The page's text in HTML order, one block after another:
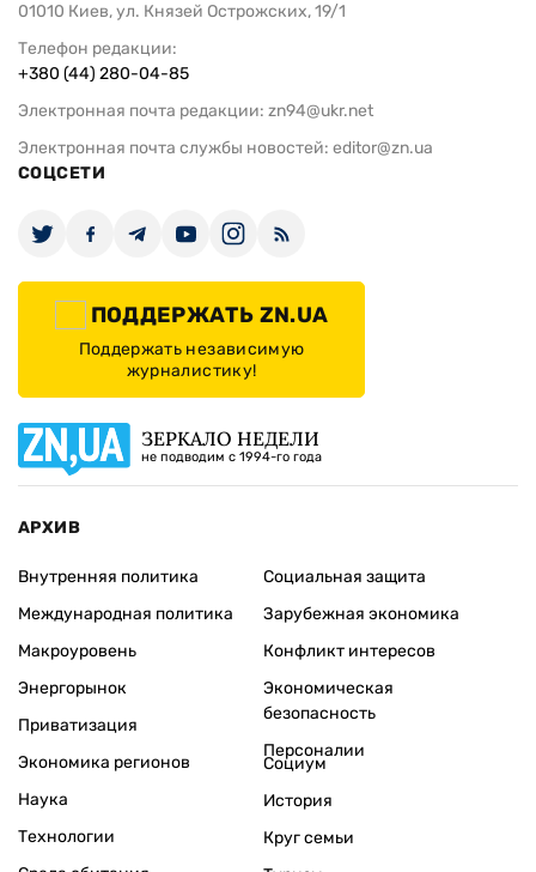
01010 Киев, ул. Князей Острожских, 19/1
Телефон редакции:
+380 (44) 280-04-85
Электронная почта редакции: zn94@ukr.net
Электронная почта службы новостей: editor@zn.ua
СОЦСЕТИ
ПОДДЕРЖАТЬ ZN.UA
Поддержать независимую
журналистику!
ЗЕРКАЛО НЕДЕЛИ
не подводим с 1994-го года
АРХИВ
Внутренняя политика
Международная политика
Макроуровень
Энергорынок
Приватизация
Экономика регионов
Социальная защита
Зарубежная экономика
Конфликт интересов
Экономическая
безопасность
Персоналии
Наука
Технологии
Социум
История
Круг семьи